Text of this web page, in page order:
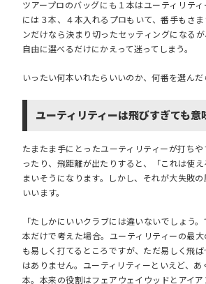
ツアープロのバッグにも１本はユーティリテ
には３本、４本入れるプロもいて、番手もさ
ンだけなら決まり切ったセッティングになる
自由に選べるだけにかえって迷ってしまう。
いったい何本いれたらいいのか、何番を選んだ
ユーティリティーは飛びすぎても意
たまたま手にとったユーティリティーが打ち
ったり、飛距離が出たりすると、「これは使
まいそうになります。しかし、それが大失敗の
いいます。
「たしかにいいクラブには違いないでしょう
本だけで考えた場合。ユーティリティーの最
も易しく打てるところですが、ただ易しく飛
はありません。ユーティリティーといえど、
本。本来の役割はフェアウェイウッドとアイ